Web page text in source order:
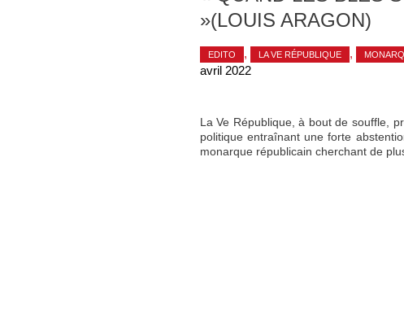
»(LOUIS ARAGON)
EDITO , LA VE RÉPUBLIQUE ,
avril 2022
La Ve République, à bout de souffle,
politique entraînant une forte
monarque républicain cherchant de